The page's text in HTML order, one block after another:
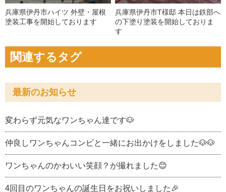
兵庫県伊丹市ハイツ 外壁・屋根
塗装工事を開始しております
兵庫県伊丹市T様邸 本日は鉄部へ
の下塗り塗装を開始しておりま
す
関連するタグ
最新のお知らせ
変わらず元気なワンちゃん達です🐶
仲良しワンちゃんコンビと一緒にお出かけをしました🐶🐶
ワンちゃんのかわいい笑顔？が撮れました😊
4回目のワンちゃんの誕生日をお祝いしました🎉